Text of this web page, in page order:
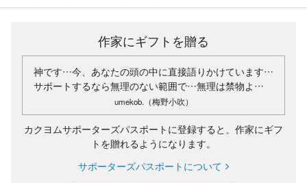
作家にギフトを贈る
神です…今、あなたの頭の中に直接語りかけています…
サポートするなら無理のない範囲で…無理は禁物よ…
umekob.（梅野小吹）
カクヨムサポーターズパスポートに登録すると、作家にギフ
トを贈れるようになります。
サポーターズパスポートについて